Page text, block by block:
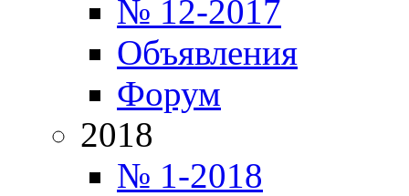
№ 12-2017
Объявления
Форум
2018
№ 1-2018